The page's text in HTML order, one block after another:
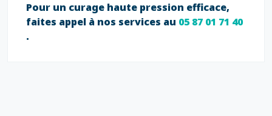
Pour un curage haute pression efficace,
faites appel à nos services au 05 87 01 71 40
.